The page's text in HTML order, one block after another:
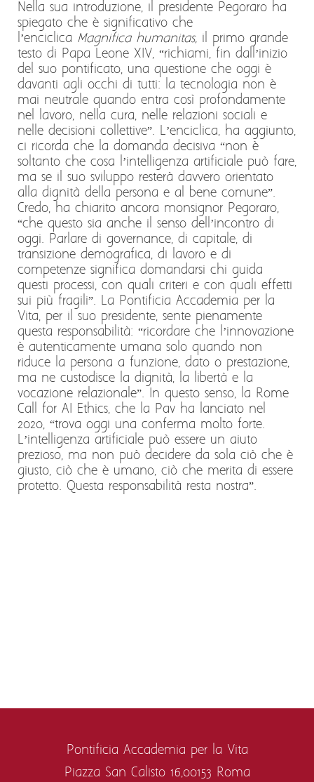
Nella sua introduzione, il presidente Pegoraro ha
spiegato che è significativo che
l’enciclica Magnifica humanitas, il primo grande
testo di Papa Leone XIV, “richiami, fin dall’inizio
del suo pontificato, una questione che oggi è
davanti agli occhi di tutti: la tecnologia non è
mai neutrale quando entra così profondamente
nel lavoro, nella cura, nelle relazioni sociali e
nelle decisioni collettive”. L’enciclica, ha aggiunto,
ci ricorda che la domanda decisiva “non è
soltanto che cosa l’intelligenza artificiale può fare,
ma se il suo sviluppo resterà davvero orientato
alla dignità della persona e al bene comune”.
Credo, ha chiarito ancora monsignor Pegoraro,
“che questo sia anche il senso dell’incontro di
oggi. Parlare di governance, di capitale, di
transizione demografica, di lavoro e di
competenze significa domandarsi chi guida
questi processi, con quali criteri e con quali effetti
sui più fragili”. La Pontificia Accademia per la
Vita, per il suo presidente, sente pienamente
questa responsabilità: “ricordare che l’innovazione
è autenticamente umana solo quando non
riduce la persona a funzione, dato o prestazione,
ma ne custodisce la dignità, la libertà e la
vocazione relazionale”. In questo senso, la Rome
Call for AI Ethics, che la Pav ha lanciato nel
2020, “trova oggi una conferma molto forte.
L’intelligenza artificiale può essere un aiuto
prezioso, ma non può decidere da sola ciò che è
giusto, ciò che è umano, ciò che merita di essere
protetto. Questa responsabilità resta nostra”.
Pontificia Accademia per la Vita
Piazza San Calisto 16,00153 Roma